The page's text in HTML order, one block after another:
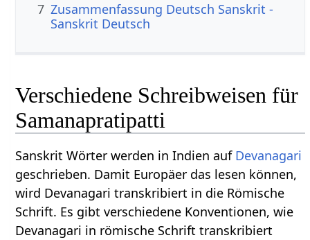
7 Zusammenfassung Deutsch Sanskrit -
Sanskrit Deutsch
Verschiedene Schreibweisen für
Samanapratipatti
Sanskrit Wörter werden in Indien auf Devanagari
geschrieben. Damit Europäer das lesen können,
wird Devanagari transkribiert in die Römische
Schrift. Es gibt verschiedene Konventionen, wie
Devanagari in römische Schrift transkribiert